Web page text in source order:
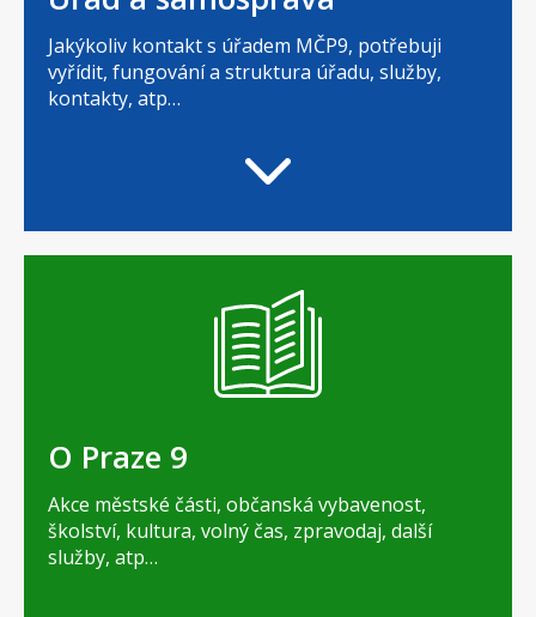
Jakýkoliv kontakt s úřadem MČP9, potřebuji
vyřídit, fungování a struktura úřadu, služby,
kontakty, atp…
O Praze 9
Akce městské části, občanská vybavenost,
školství, kultura, volný čas, zpravodaj, další
služby, atp…